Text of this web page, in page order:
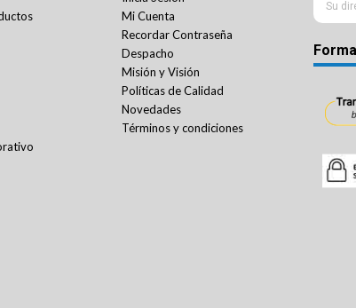
Mi Cuenta
Recordar Contraseña
Despacho
Misión y Visión
Políticas de Calidad
Novedades
Términos y condiciones